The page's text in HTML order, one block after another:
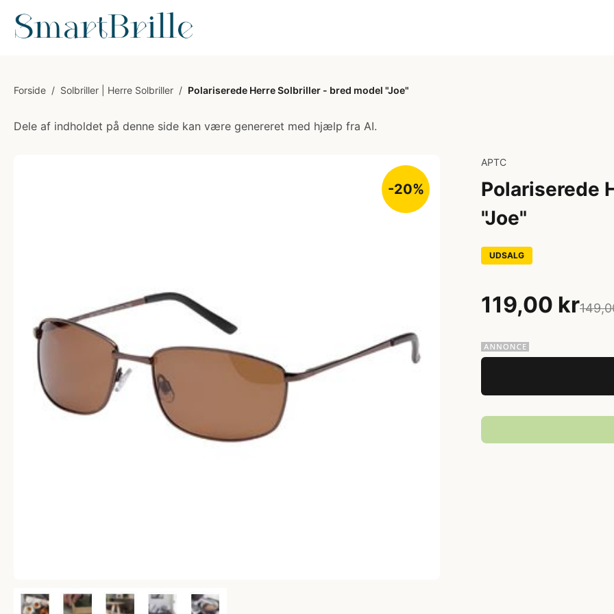
Forside / Solbriller | Herre Solbriller / Polariserede Herre Solbriller - bred model "Joe"
Dele af indholdet på denne side kan være genereret med hjælp fra AI.
-20%
APTC
Polariserede
"Joe"
UDSALG
119,00 kr